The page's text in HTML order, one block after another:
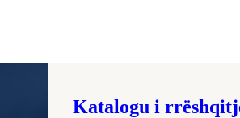
Katalogu i